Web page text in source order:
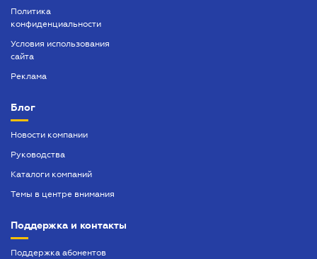
Политика
конфиденциальности
Условия использования
сайта
Реклама
Блог
Новости компании
Руководства
Каталоги компаний
Темы в центре внимания
Поддержка и контакты
Поддержка абонентов